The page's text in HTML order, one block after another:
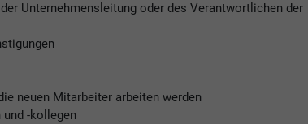
Unternehmensleitung oder des Verantwortlichen der
neuen Mitarbeiter arbeiten werden
-kollegen